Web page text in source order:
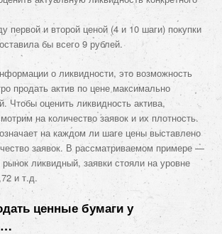
первой и второй ценой (4 и 10 шаги) покупки
бы всего 9 рублей.
о ликвидности, это возможность
продать актив по цене максимально
Чтобы оценить ликвидность актива,
на количество заявок и их плотность.
на каждом ли шаге цены выставлено
заявок. В рассматриваемом примере —
ликвидный, заявки стояли на уровне
и т.д.
ценные бумаги у